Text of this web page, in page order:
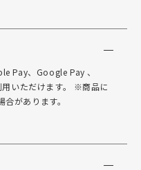
Pay、Google Pay 、
いただけます。 ※商品に
があります。